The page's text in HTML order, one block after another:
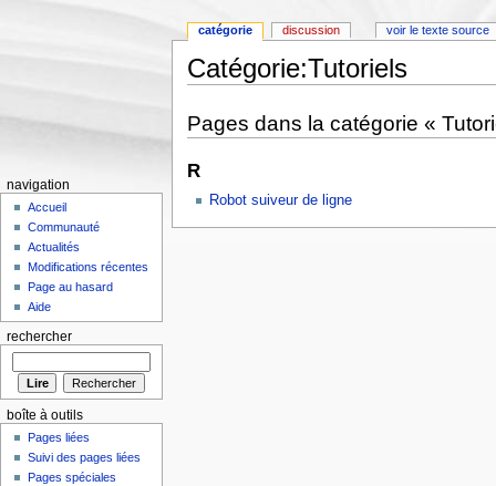
Catégorie:Tutoriels
Pages dans la catégorie «
R
Robot suiveur de ligne
catégorie discussion voir le texte source
navigation
Accueil
Communauté
Actualités
Modifications récentes
Page au hasard
Aide
rechercher
boîte à outils
Pages liées
Suivi des pages liées
Pages spéciales